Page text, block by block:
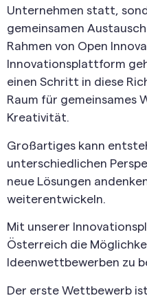
Unternehmen statt,
gemeinsamen
Rahmen von Open
Innovationsplattform
einen Schritt in diese
Raum für gemeinsames
Kreativität.
Großartiges kann
unterschiedlichen
neue Lösungen
weiterentwickeln.
Mit unserer
Österreich die
Ideenwettbewerben zu
Der erste Wettbewerb